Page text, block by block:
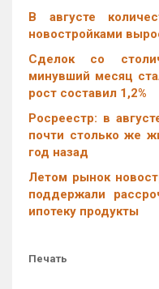
В августе
новостройками
Cделок со
минувший месяц
рост составил 1,2%
Росреестр: в
почти столько же
год назад
Летом рынок
поддержали
ипотеку продукты
Печать